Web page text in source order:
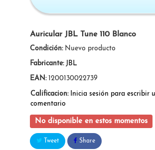
Auricular JBL Tune 110 Blanco
Condición: Nuevo producto
Fabricante: JBL
EAN: 1200130022739
Calificacion: Inicia sesión para escribir
comentario
No disponible en estos momentos
Tweet Share